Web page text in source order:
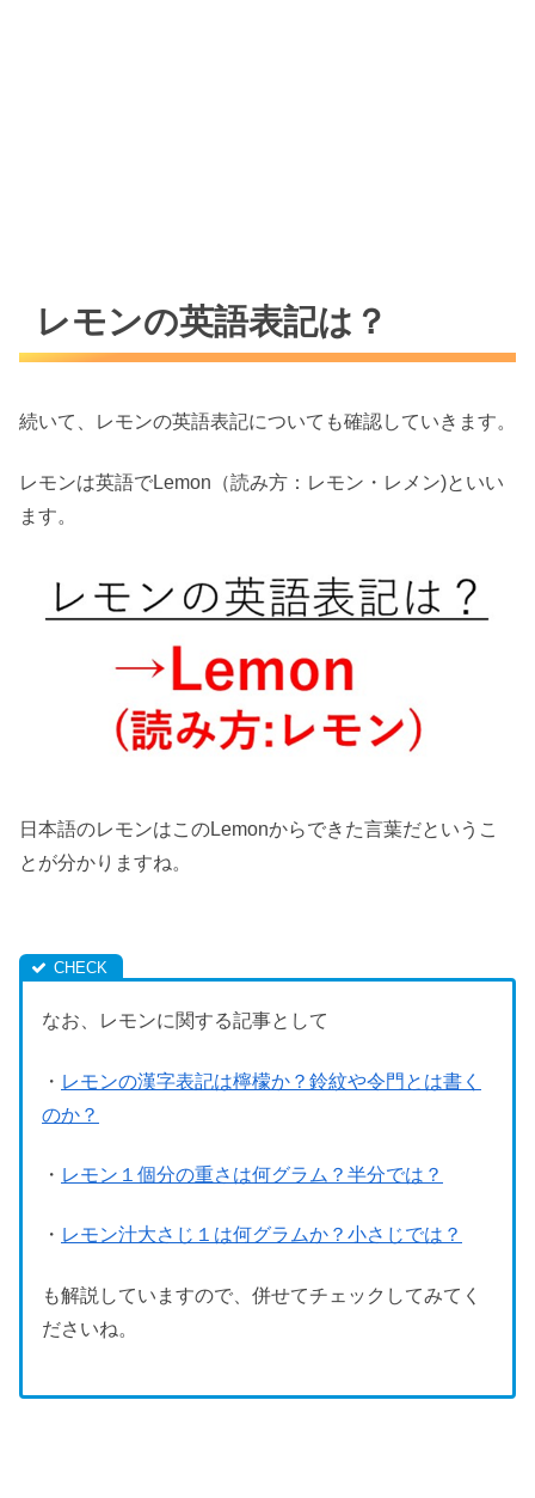
レモンの英語表記は？
続いて、レモンの英語表記についても確認していきます。
レモンは英語でLemon（読み方：レモン・レメン)といい
ます。
日本語のレモンはこのLemonからできた言葉だというこ
とが分かりますね。
なお、レモンに関する記事として
・ レモンの漢字表記は檸檬か？鈴紋や令門とは書く
のか？
・ レモン１個分の重さは何グラム？半分では？
・ レモン汁大さじ１は何グラムか？小さじでは？
も解説していますので、併せてチェックしてみてく
ださいね。